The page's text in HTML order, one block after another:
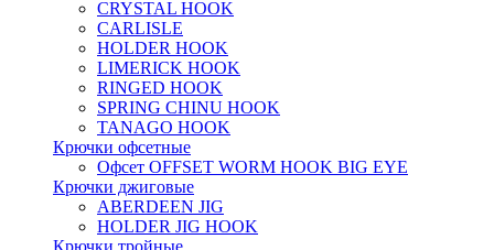
CRYSTAL HOOK
CARLISLE
HOLDER HOOK
LIMERICK HOOK
RINGED HOOK
SPRING CHINU HOOK
TANAGO HOOK
Крючки офсетные
Офсет OFFSET WORM HOOK BIG EYE
Крючки джиговые
ABERDEEN JIG
HOLDER JIG HOOK
Крючки тройные